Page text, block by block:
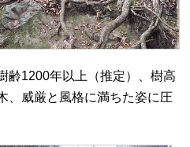
1200年以上（推定）、樹高
、威厳と風格に満ちた姿に圧